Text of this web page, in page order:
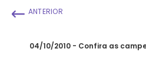
ANTERIOR
04/10/2010 - Confira as